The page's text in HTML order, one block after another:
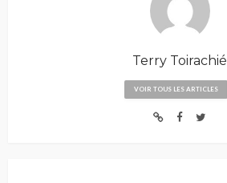
Terry Toirachié
VOIR TOUS LES ARTICLES